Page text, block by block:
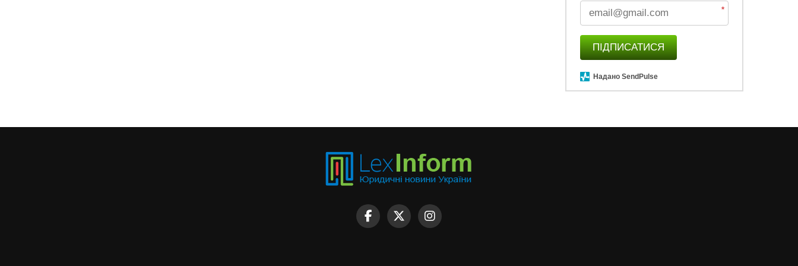
*
ПІДПИСАТИСЯ
Надано SendPulse